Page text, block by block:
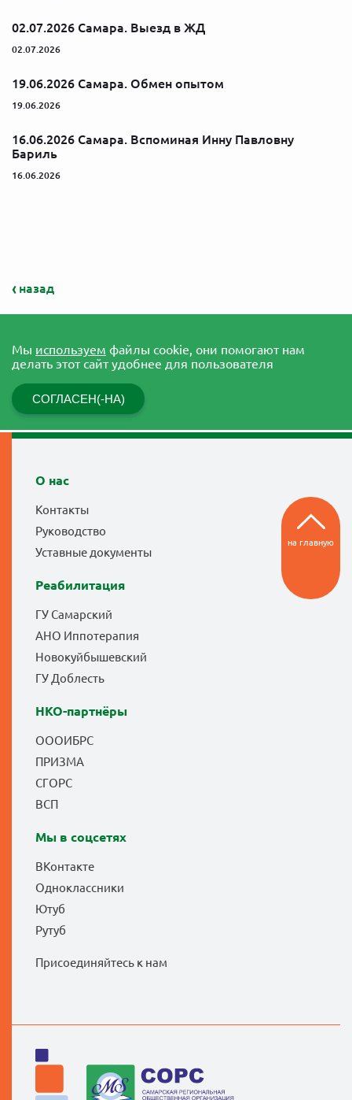
02.07.2026 Самара. Выезд в ЖД
02.07.2026
19.06.2026 Самара. Обмен опытом
19.06.2026
16.06.2026 Самара. Вспоминая Инну Павловну
Бариль
16.06.2026
назад
Мы используем файлы cookie, они помогают нам
делать этот сайт удобнее для пользователя
СОГЛАСЕН(-НА)
О нас
Контакты
Руководство
Уставные документы
Реабилитация
ГУ Самарский
АНО Иппотерапия
Новокуйбышевский
ГУ Доблесть
НКО-партнёры
ОООИБРС
ПРИЗМА
СГОРС
ВСП
Мы в соцсетях
ВКонтакте
Одноклассники
Ютуб
Рутуб
Присоединяйтесь к нам
на главную